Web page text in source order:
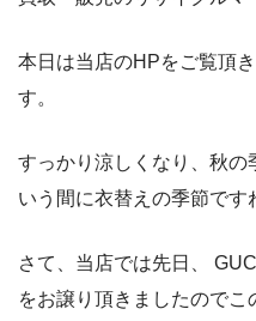
本日は当店のHPをご覧頂
す。
すっかり涼しくなり、秋の
いう間に衣替えの季節です
さて、当店では先日、
をお譲り頂きましたのでこ